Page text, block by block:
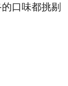
口味都挑剔